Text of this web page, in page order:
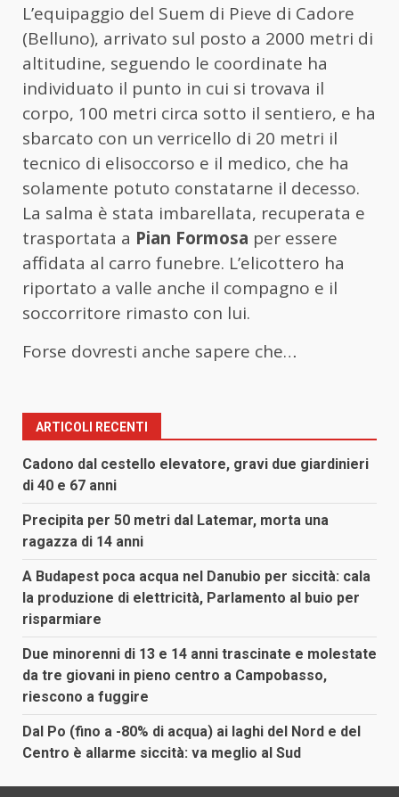
L’equipaggio del Suem di Pieve di Cadore
(Belluno), arrivato sul posto a 2000 metri di
altitudine, seguendo le coordinate ha
individuato il punto in cui si trovava il
corpo, 100 metri circa sotto il sentiero, e ha
sbarcato con un verricello di 20 metri il
tecnico di elisoccorso e il medico, che ha
solamente potuto constatarne il decesso.
La salma è stata imbarellata, recuperata e
trasportata a Pian Formosa per essere
affidata al carro funebre. L’elicottero ha
riportato a valle anche il compagno e il
soccorritore rimasto con lui.
Forse dovresti anche sapere che…
ARTICOLI RECENTI
Cadono dal cestello elevatore, gravi due giardinieri
di 40 e 67 anni
Precipita per 50 metri dal Latemar, morta una
ragazza di 14 anni
A Budapest poca acqua nel Danubio per siccità: cala
la produzione di elettricità, Parlamento al buio per
risparmiare
Due minorenni di 13 e 14 anni trascinate e molestate
da tre giovani in pieno centro a Campobasso,
riescono a fuggire
Dal Po (fino a -80% di acqua) ai laghi del Nord e del
Centro è allarme siccità: va meglio al Sud